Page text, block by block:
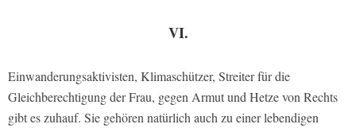
VI.
Einwanderungsaktivisten, Klimaschützer, Streiter für die
Gleichberechtigung der Frau, gegen Armut und Hetze von Rechts
gibt es zuhauf. Sie gehören natürlich auch zu einer lebendigen